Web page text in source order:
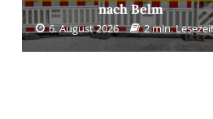
nach Belm
6. August 2026 2 min.